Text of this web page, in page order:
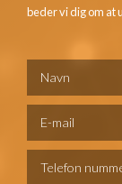
beder vi dig om at